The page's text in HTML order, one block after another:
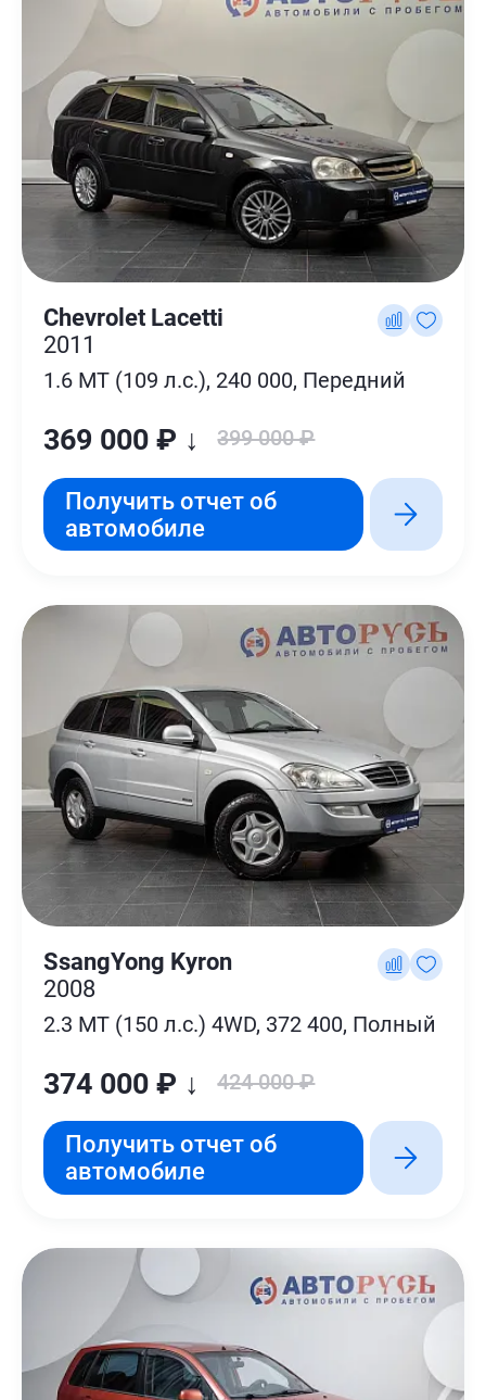
Chevrolet Lacetti
2011
1.6 MT (109 л.с.), 240 000, Передний
369 000 ₽ ↓ 399 000 ₽
Получить отчет об
автомобиле
SsangYong Kyron
2008
2.3 MT (150 л.с.) 4WD, 372 400, Полный
374 000 ₽ ↓ 424 000 ₽
Получить отчет об
автомобиле